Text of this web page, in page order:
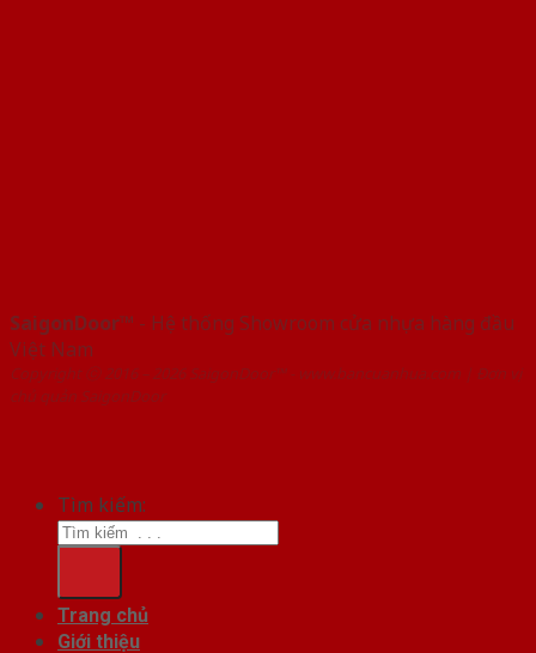
SaigonDoor™ - Hệ thống Showroom cửa nhựa hàng đầu
Việt Nam
Copyright ⓒ 2016 – 2026 SaigonDoor™ - www.bancuanhua.com | Đơn vị
chủ quản SaigonDoor
Tìm kiếm:
Trang chủ
Giới thiệu